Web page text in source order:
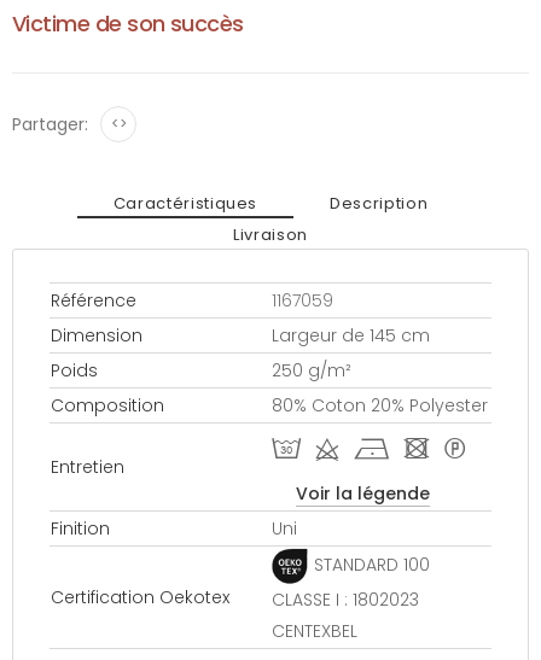
Victime de son succès
Partager: <>
Caractéristiques
Description
Livraison
Référence
1167059
Dimension
Largeur de 145 cm
Poids
250 g/m²
Composition
80% Coton 20% Polyester
Entretien
T d h - *
Voir la légende
Finition
Uni
Certification Oekotex
STANDARD 100
CLASSE I : 1802023
CENTEXBEL